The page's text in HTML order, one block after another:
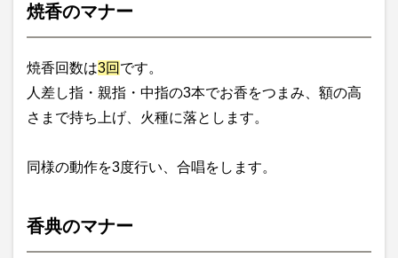
焼香のマナー
焼香回数は3回 です。
人差し指・親指・中指の3本でお香をつまみ、額の高
さまで持ち上げ、火種に落とします。
同様の動作を3度行い、合唱をします。
香典のマナー